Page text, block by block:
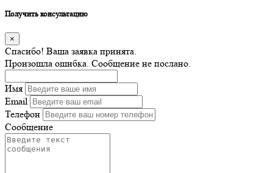
Получить консультацию
×
Спасибо! Ваша заявка принята.
Произошла ошибка. Сообщение не послано.
Имя
Email
Телефон
Сообщение